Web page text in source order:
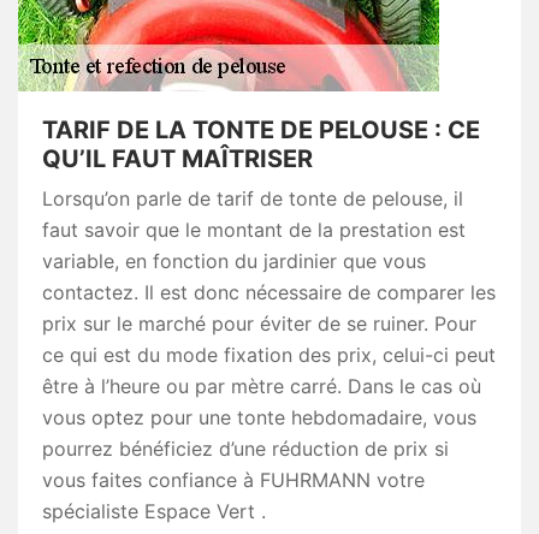
TARIF DE LA TONTE DE PELOUSE : CE
QU’IL FAUT MAÎTRISER
Lorsqu’on parle de tarif de tonte de pelouse, il
faut savoir que le montant de la prestation est
variable, en fonction du jardinier que vous
contactez. Il est donc nécessaire de comparer les
prix sur le marché pour éviter de se ruiner. Pour
ce qui est du mode fixation des prix, celui-ci peut
être à l’heure ou par mètre carré. Dans le cas où
vous optez pour une tonte hebdomadaire, vous
pourrez bénéficiez d’une réduction de prix si
vous faites confiance à FUHRMANN votre
spécialiste Espace Vert .